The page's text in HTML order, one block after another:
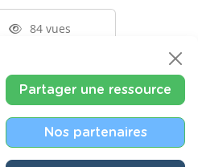
84 vues
Partager une ressource
Nos partenaires